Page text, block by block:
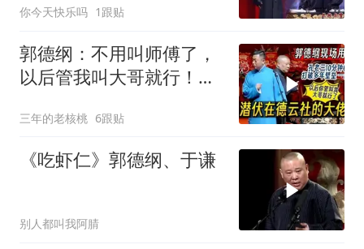
你今天快乐吗 1跟贴
郭德纲：不用叫师傅了，
以后管我叫大哥就行！孔
三年的老核桃 6跟贴
《吃虾仁》郭德纲、于谦
别人都叫我阿腈